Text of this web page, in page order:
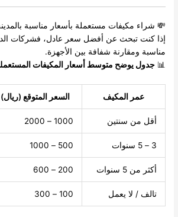
💸 شراء مكيفات مستعملة بأسعار مناسبة
إذا كنت تبحث عن أفضل سعر عادل، فشركات
مناسبة ومقارنة شفافة بين الأجهزة.
📊جدول يوضح متوسط أسعار المكيفات
عمر المكيف السعر المتوقع (ريال)
أقل من سنتين 1000 – 2000
3 – 5 سنوات 500 – 1000
أكثر من 5 سنوات 200 – 600
تالف / لا يعمل 100 – 300